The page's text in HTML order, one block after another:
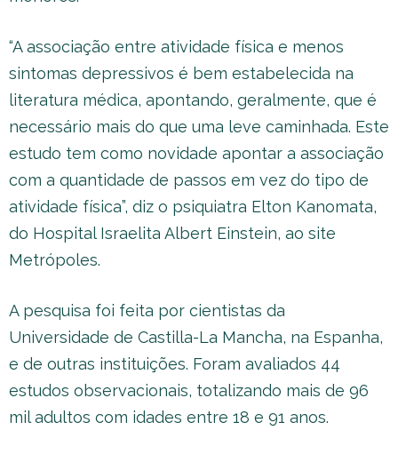
“A associação entre atividade física e menos
sintomas depressivos é bem estabelecida na
literatura médica, apontando, geralmente, que é
necessário mais do que uma leve caminhada. Este
estudo tem como novidade apontar a associação
com a quantidade de passos em vez do tipo de
atividade física”, diz o psiquiatra Elton Kanomata,
do Hospital Israelita Albert Einstein, ao site
Metrópoles.
A pesquisa foi feita por cientistas da
Universidade de Castilla-La Mancha, na Espanha,
e de outras instituições. Foram avaliados 44
estudos observacionais, totalizando mais de 96
mil adultos com idades entre 18 e 91 anos.